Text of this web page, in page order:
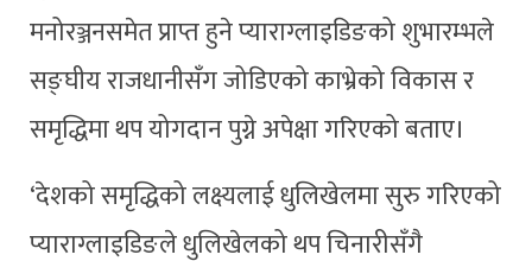
मनोरञ्जनसमेत प्राप्त हुने प्याराग्लाइडिङको शुभारम्भले
सङ्घीय राजधानीसँग जोडिएको काभ्रेको विकास र
समृद्धिमा थप योगदान पुग्ने अपेक्षा गरिएको बताए।
‘देशको समृद्धिको लक्ष्यलाई धुलिखेलमा सुरु गरिएको
प्याराग्लाइडिङले धुलिखेलको थप चिनारीसँगै